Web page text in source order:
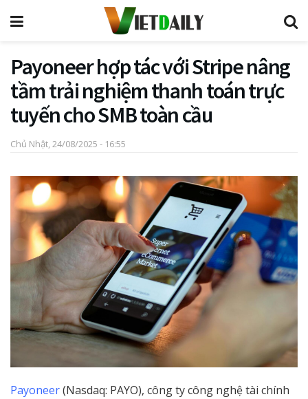
Payoneer hợp tác với Stripe nâng
tầm trải nghiệm thanh toán trực
tuyến cho SMB toàn cầu
Chủ Nhật, 24/08/2025 - 16:55
Payoneer(Nasdaq: PAYO), công ty công nghệ tài chính